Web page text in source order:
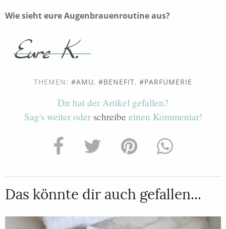
Wie sieht eure Augenbrauenroutine aus?
THEMEN: AMU, BENEFIT, PARFÜMERIE
Dir hat der Artikel gefallen?
Sag's weiter oder schreibe einen Kommentar!
Das könnte dir auch gefallen...